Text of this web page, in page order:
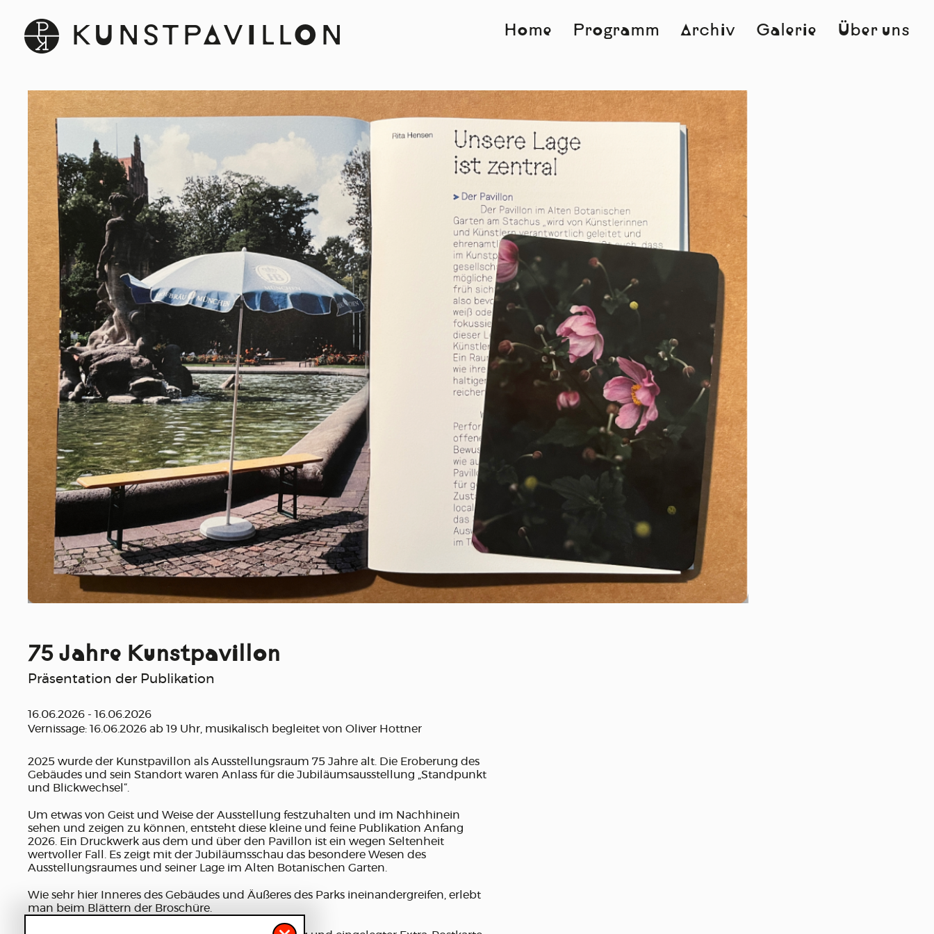
KUNSTPAVILLON Home Programm Archiv Galerie Über uns
75 Jahre Kunstpavillon
Präsentation der Publikation
16.06.2026 - 16.06.2026
Vernissage: 16.06.2026 ab 19 Uhr, musikalisch begleitet von Oliver Hottner
2025 wurde der Kunstpavillon als Ausstellungsraum 75 Jahre alt. Die Eroberung des
Gebäudes und sein Standort waren Anlass für die Jubiläumsausstellung „Standpunkt
und Blickwechsel“.
Um etwas von Geist und Weise der Ausstellung festzuhalten und im Nachhinein
sehen und zeigen zu können, entsteht diese kleine und feine Publikation Anfang
2026. Ein Druckwerk aus dem und über den Pavillon ist ein wegen Seltenheit
wertvoller Fall. Es zeigt mit der Jubiläumsschau das besondere Wesen des
Ausstellungsraumes und seiner Lage im Alten Botanischen Garten.
Wie sehr hier Inneres des Gebäudes und Äußeres des Parks ineinandergreifen, erlebt
man beim Blättern der Broschüre.